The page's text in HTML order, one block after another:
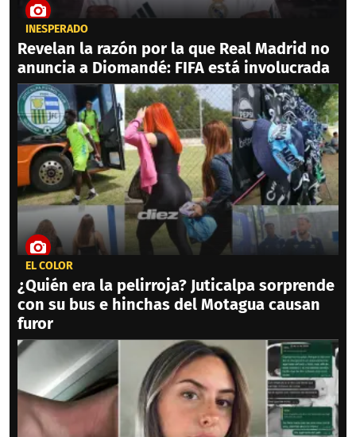
INESPERADO
Revelan la razón por la que Real Madrid no
anuncia a Diomandé: FIFA está involucrada
EL COLOR
¿Quién era la pelirroja? Juticalpa sorprende
con su bus e hinchas del Motagua causan
furor